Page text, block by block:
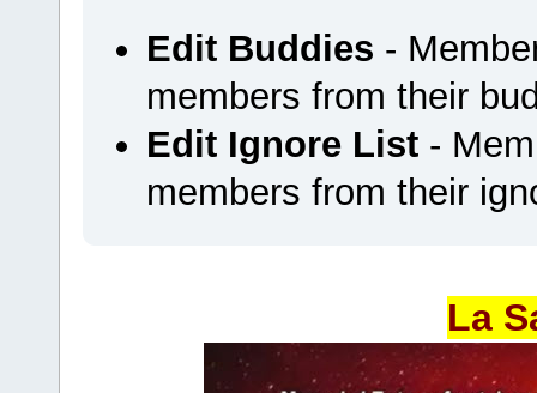
Edit Buddies -
members from their
Edit Ignore List-
members from their
La